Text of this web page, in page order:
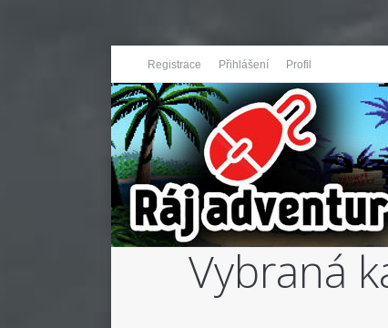
Registrace Přihlášení Profil
Vybraná